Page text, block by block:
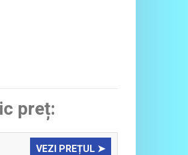
preț:
VEZI PREȚUL ➤